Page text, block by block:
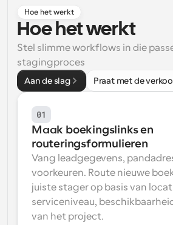
Supercharged planning met
oproepen
Workflow
Automatiseer planning en
Blog
Blijf op de hoogte van het laatste
Instant Vergaderingen
Ontmoet cliënten binnen enkele
Dynamische Groep Links
Boek naadloos vergaderingen
Webhooks
Ontvang een melding wanneer
Hoe het werkt
Hoe het werkt
Stel slimme workflows in die
stagingproces
Aan de slag Praat met de
01
Maak boekingslinks en
routeringsformulieren
Vang leadgegevens,
voorkeuren. Route nieuwe
juiste stager op basis van
serviceniveau,
van het project.